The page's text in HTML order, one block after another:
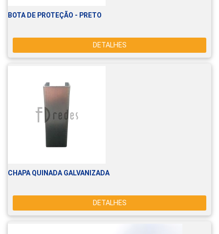
BOTA DE PROTEÇÃO - PRETO
DETALHES
CHAPA QUINADA GALVANIZADA
DETALHES